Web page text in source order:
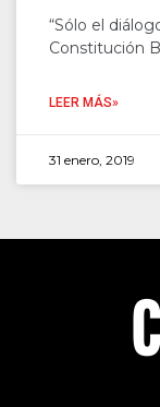
“Sólo el
Constitución
LEER MÁS»
31 enero, 2019